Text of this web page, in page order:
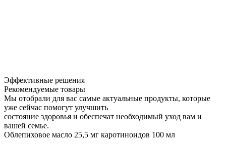
Эффективные решения
Рекомендуемые товары
Мы отобрали для вас самые актуальные продукты, которые
уже сейчас помогут улучшить
состояние здоровья и обеспечат необходимый уход вам и
вашей семье.
Облепиховое масло 25,5 мг каротиноидов 100 мл